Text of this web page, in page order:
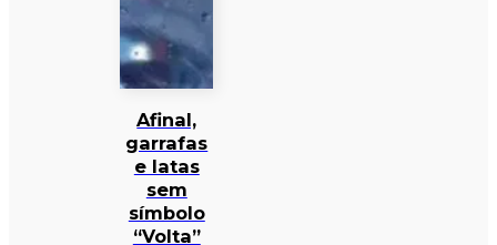
Afinal,
garrafas
e latas
sem
símbolo
“Volta”